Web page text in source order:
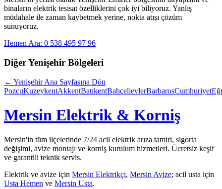
binaların elektrik tesisat özelliklerini çok iyi biliyoruz. Yanlış
müdahale ile zaman kaybetmek yerine, nokta atışı çözüm
sunuyoruz.
Hemen Ara: 0 538 495 97 96
DiğerYenişehir Bölgeleri
← YenişehirAna Sayfasına Dön
PozcuKuzeykentAkkentBatıkentBahçelievlerBarbarosCumhuriyet
Mersin Elektrik & Korniş
Mersin'in tüm ilçelerinde 7/24 acil elektrik arıza tamiri, sigorta
değişimi, avize montajı ve korniş kurulum hizmetleri. Ücretsiz keşif
ve garantili teknik servis.
Elektrik ve avize için Mersin Elektrikçi, Mersin Avize; acil usta için
Usta Hemen ve Mersin Usta.